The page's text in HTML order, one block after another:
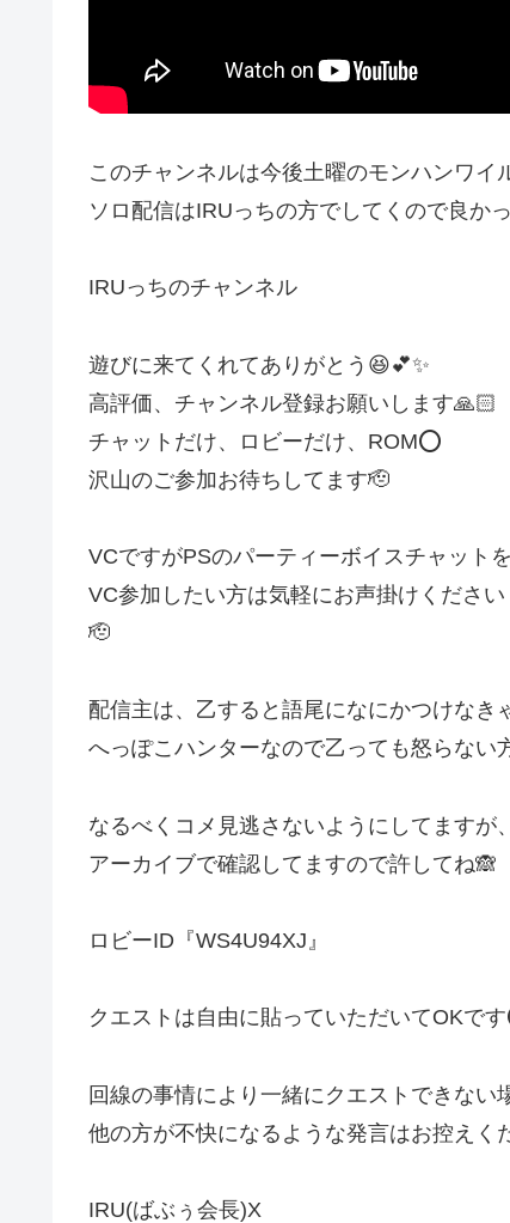
このチャンネルは今後土曜のモンハンワイ
ソロ配信はIRUっちの方でしてくので良か
IRUっちのチャンネル
遊びに来てくれてありがとう😆💕✨
高評価、チャンネル登録お願いします🙏🏻
チャットだけ、ロビーだけ、ROM⭕
沢山のご参加お待ちしてます🫡
VCですがPSのパーティーボイスチャット
VC参加したい方は気軽にお声掛けください
🫡
配信主は、乙すると語尾になにかつけなき
へっぽこハンターなので乙っても怒らない
なるべくコメ見逃さないようにしてますが
アーカイブで確認してますので許してね🙈
ロビーID『WS4U94XJ』
クエストは自由に貼っていただいてOKで
回線の事情により一緒にクエストできない
他の方が不快になるような発言はお控えく
IRU(ばぶぅ会長)X